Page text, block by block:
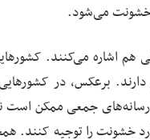
خشونت می‌شود.
اشاره می‌کنند.
برعکس، در
جمعی ممکن
خشونت را توجیه